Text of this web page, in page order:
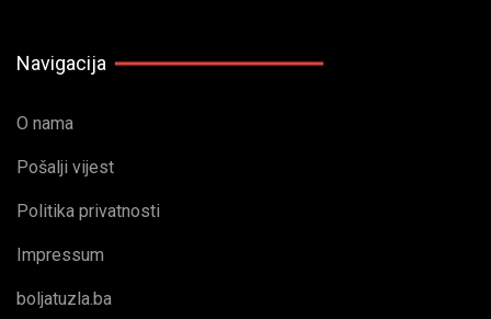
Navigacija
O nama
Pošalji vijest
Politika privatnosti
Impressum
boljatuzla.ba